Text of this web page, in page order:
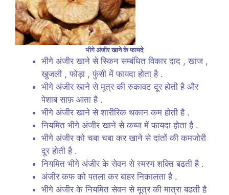
भीगे अंजीर खाने के फायदे
भीगे अंजीर खाने से स्किन सम्बंधित विकार दाद , खाज ,
खुजली , फोड़ा , फुंसी में फायदा होता है .
भीगे अंजीर खाने से मूत्र की रुकावट दूर होती है और
पेशाब साफ़ आता है .
भीगे अंजीर खाने से शारीरिक थकान कम होती है .
नियमित भीगे अंजीर खाने से कब्ज में फायदा होता है .
भीगे अंजीर को चबा चबा कर खाने से दांतों की कमजोरी
दूर होती है .
नियमित भीगे अंजीर के सेवन से स्मरण शक्ति बढती है .
अंजीर कफ को पतला कर बाहर निकालता है .
भीगे अंजीर के नियमित सेवन से मूत्र की मात्रा बढती है